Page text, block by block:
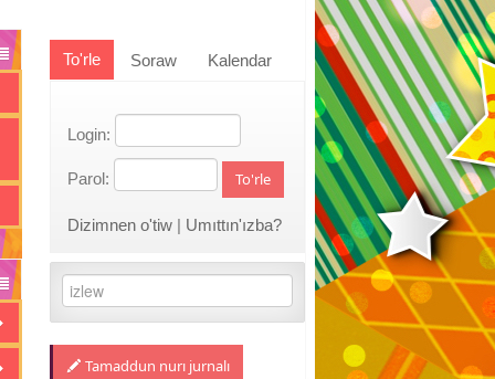
To'rle Soraw Kalendar
Login:
Parol: To'rle
Dizimnen o'tiw | Umıttın'ızba?
Tamaddun nurı jurnalı